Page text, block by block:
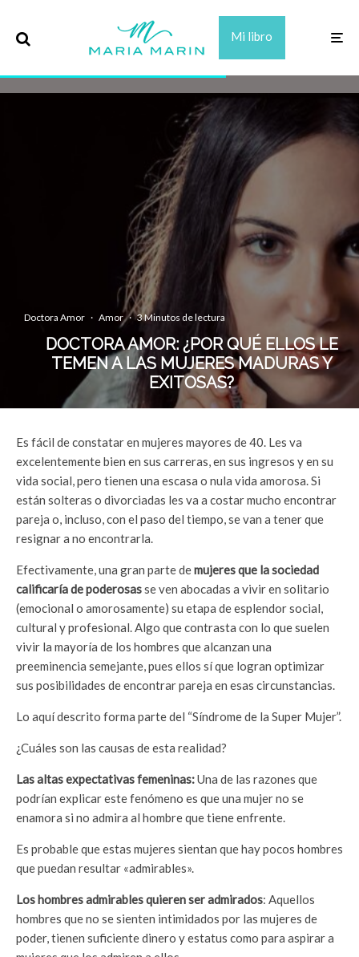
Mi libro
Doctora Amor · Amor · 3 Minutos de lectura
DOCTORA AMOR: ¿POR QUÉ ELLOS LE
TEMEN A LAS MUJERES MADURAS Y
EXITOSAS?
Es fácil de constatar en mujeres mayores de 40. Les va
excelentemente bien en sus carreras, en sus ingresos y en su
vida social, pero tienen una escasa o nula vida amorosa. Si
están solteras o divorciadas les va a costar mucho encontrar
pareja o, incluso, con el paso del tiempo, se van a tener que
resignar a no encontrarla.
Efectivamente, una gran parte demujeres que la sociedad
calificaría de poderosasse ven abocadas a vivir en solitario
(emocional o amorosamente) su etapa de esplendor social,
cultural y profesional. Algo que contrasta con lo que suelen
vivir la mayoría de los hombres que alcanzan una
preeminencia semejante, pues ellos sí que logran optimizar
sus posibilidades de encontrar pareja en esas circunstancias.
Lo aquí descrito forma parte del “Síndrome de la Super Mujer”.
¿Cuáles son las causas de esta realidad?
Las altas expectativas femeninas:Una de las razones que
podrían explicar este fenómeno es que una mujer no se
enamora si no admira al hombre que tiene enfrente.
Es probable que estas mujeres sientan que hay pocos hombres
que puedan resultar «admirables».
Los hombres admirables quieren ser admirados: Aquellos
hombres que no se sienten intimidados por las mujeres de
poder, tienen suficiente dinero y estatus como para aspirar a